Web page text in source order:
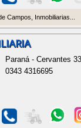
Campos, Inmobiliarias...
Paraná - Cervantes
0343 4316695